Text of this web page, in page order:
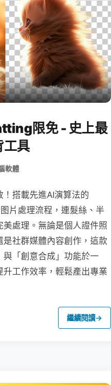
限免 - 史上最
工具
軟體
！搭載先進AI演算法的
片處理流程，連髮絲、半
處理。無論是個人證件照
社群媒體內容創作，這款
「創意合成」功能於一
工作效率，輕鬆產出專業
繼續閱讀→